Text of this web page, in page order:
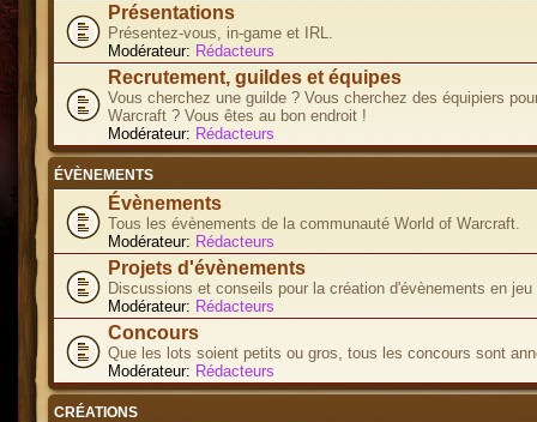
Présentations
Présentez-vous, in-game et IRL.
Modérateur: Rédacteurs
Recrutement, guildes et équipes
Vous cherchez une guilde ? Vous cherchez des équipiers
Warcraft ? Vous êtes au bon endroit !
Modérateur: Rédacteurs
ÉVÈNEMENTS
Évènements
Tous les évènements de la communauté World of Warcraft.
Modérateur: Rédacteurs
Projets d'évènements
Discussions et conseils pour la création d'évènements en jeu
Modérateur: Rédacteurs
Concours
Que les lots soient petits ou gros, tous les concours sont
Modérateur: Rédacteurs
CRÉATIONS